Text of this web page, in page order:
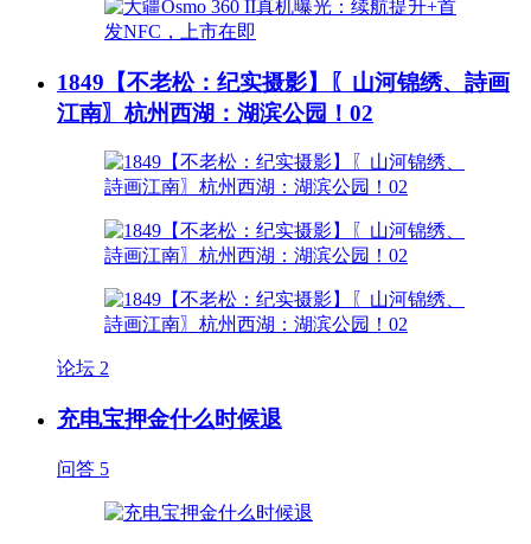
1849【不老松：纪实摄影】〖山河锦绣、詩画
江南〗杭州西湖：湖滨公园！02
论坛 2
充电宝押金什么时候退
问答 5